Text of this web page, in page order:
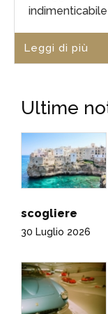
Leggi di più
Ultime
scogliere
30 Luglio 2026